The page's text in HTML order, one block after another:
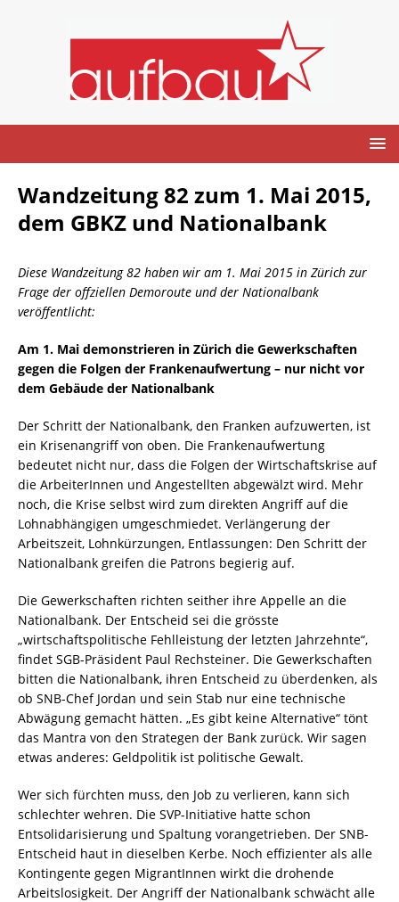
Wandzeitung 82 zum 1. Mai 2015,
dem GBKZ und Nationalbank
Diese Wandzeitung 82 haben wir am 1. Mai 2015 in Zürich zur
Frage der offziellen Demoroute und der Nationalbank
veröffentlicht:
Am 1. Mai demonstrieren in Zürich die Gewerkschaften
gegen die Folgen der Frankenaufwertung – nur nicht vor
dem Gebäude der Nationalbank
Der Schritt der Nationalbank, den Franken aufzuwerten, ist
ein Krisenangriff von oben. Die Frankenaufwertung
bedeutet nicht nur, dass die Folgen der Wirtschaftskrise auf
die ArbeiterInnen und Angestellten abgewälzt wird. Mehr
noch, die Krise selbst wird zum direkten Angriff auf die
Lohnabhängigen umgeschmiedet. Verlängerung der
Arbeitszeit, Lohnkürzungen, Entlassungen: Den Schritt der
Nationalbank greifen die Patrons begierig auf.
Die Gewerkschaften richten seither ihre Appelle an die
Nationalbank. Der Entscheid sei die grösste
„wirtschaftspolitische Fehlleistung der letzten Jahrzehnte“,
findet SGB-Präsident Paul Rechsteiner. Die Gewerkschaften
bitten die Nationalbank, ihren Entscheid zu überdenken, als
ob SNB-Chef Jordan und sein Stab nur eine technische
Abwägung gemacht hätten. „Es gibt keine Alternative“ tönt
das Mantra von den Strategen der Bank zurück. Wir sagen
etwas anderes: Geldpolitik ist politische Gewalt.
Wer sich fürchten muss, den Job zu verlieren, kann sich
schlechter wehren. Die SVP-Initiative hatte schon
Entsolidarisierung und Spaltung vorangetrieben. Der SNB-
Entscheid haut in dieselben Kerbe. Noch effizienter als alle
Kontingente gegen MigrantInnen wirkt die drohende
Arbeitslosigkeit. Der Angriff der Nationalbank schwächt alle